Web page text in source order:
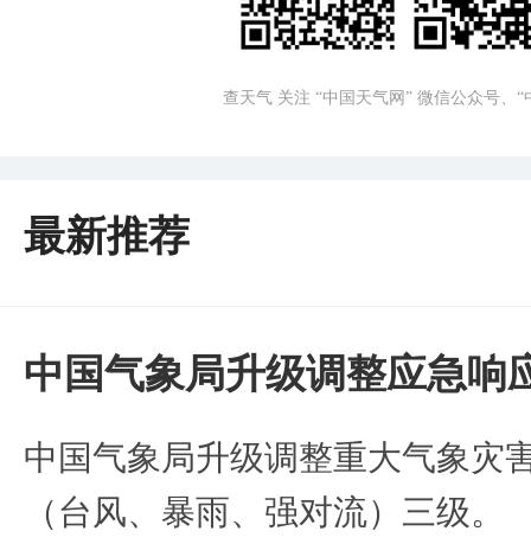
查天气 关注 “中国天气网” 微信公众号、
最新推荐
中国气象局升级调整应急响
中国气象局升级调整重大气象灾
（台风、暴雨、强对流）三级。